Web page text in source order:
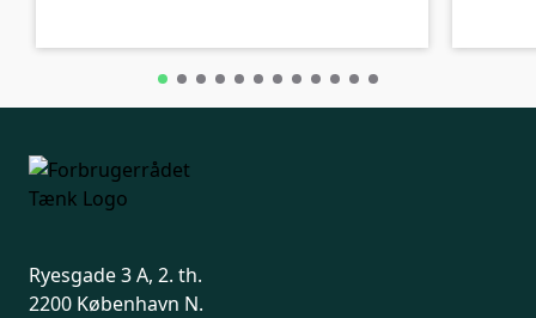
Ryesgade 3 A, 2. th.
2200 København N.